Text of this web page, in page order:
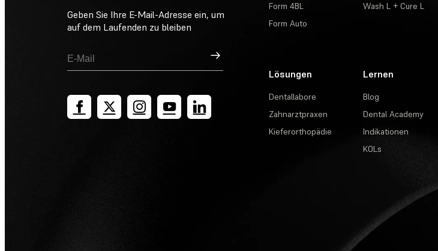
Geben Sie Ihre E-Mail-Adresse ein, um
auf dem Laufenden zu bleiben
Registrieren
Form 4BL
Form Auto
Wash L + Cure L
Lösungen
Dentallabore
Zahnarztpraxen
Kieferorthopädie
Lernen
Blog
Dental Academy
Indikationen
KOLs